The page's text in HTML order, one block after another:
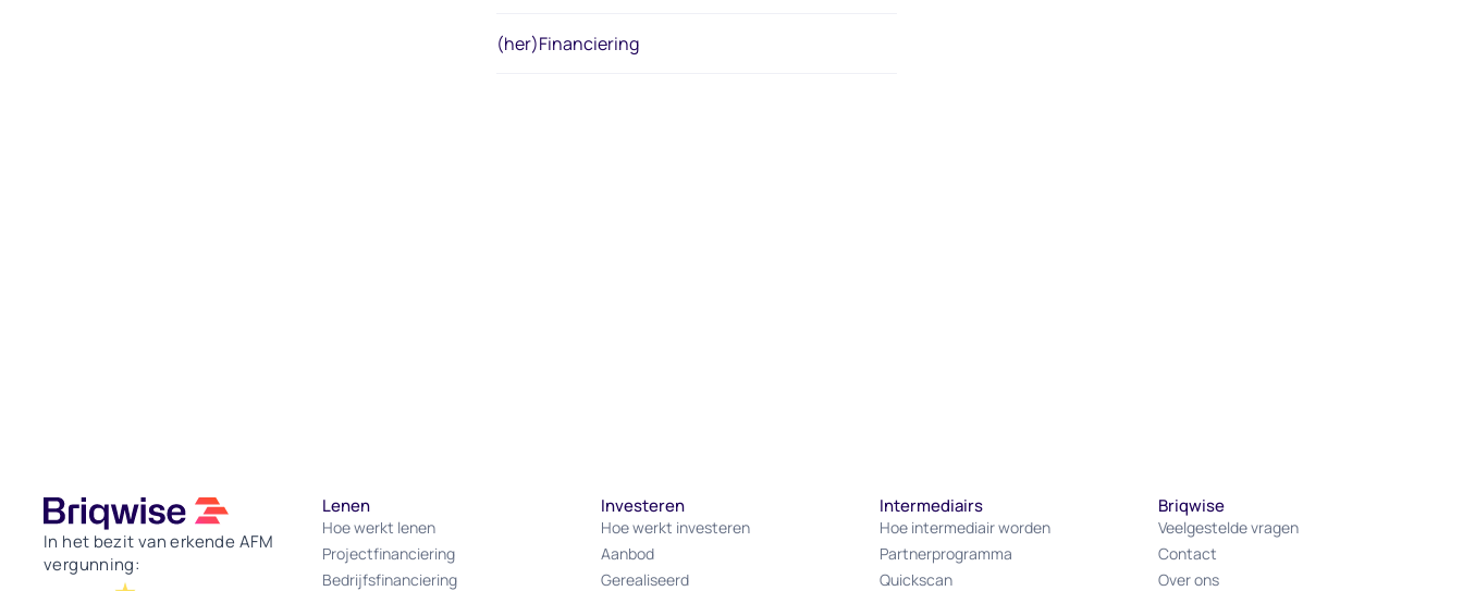
(her)Financiering
In het bezit van erkende AFM
vergunning:
Lenen
Hoe werkt lenen
Projectfinanciering
Bedrijfsfinanciering
Investeren
Hoe werkt investeren
Aanbod
Gerealiseerd
Intermediairs
Hoe intermediair worden
Partnerprogramma
Quickscan
Briqwise
Veelgestelde vragen
Contact
Over ons